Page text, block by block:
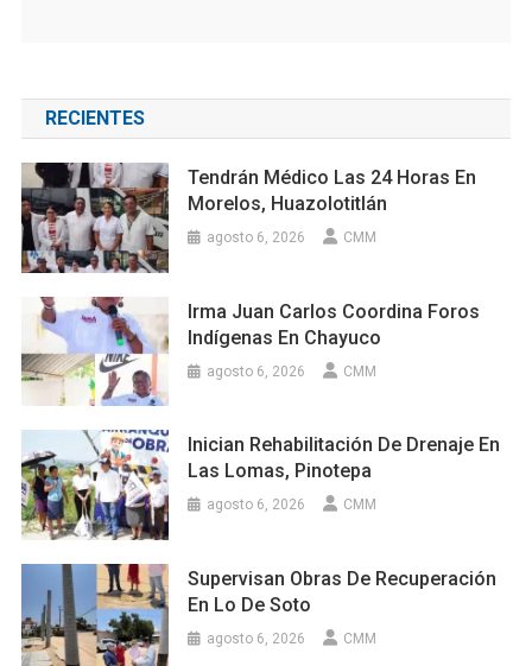
RECIENTES
Tendrán Médico Las 24 Horas En
Morelos, Huazolotitlán
agosto 6, 2026 CMM
Irma Juan Carlos Coordina Foros
Indígenas En Chayuco
agosto 6, 2026 CMM
Inician Rehabilitación De Drenaje En
Las Lomas, Pinotepa
agosto 6, 2026 CMM
Supervisan Obras De Recuperación
En Lo De Soto
agosto 6, 2026 CMM